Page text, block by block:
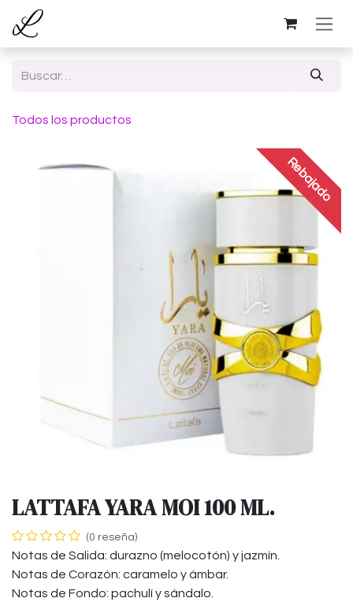
Ir al contenido
Todos los productos
Rebajado
LATTAFA YARA MOI 100 ML.
(0 reseña)
Notas de Salida: durazno (melocotón) y jazmín.
Notas de Corazón: caramelo y ámbar.
Notas de Fondo: pachulí y sándalo.